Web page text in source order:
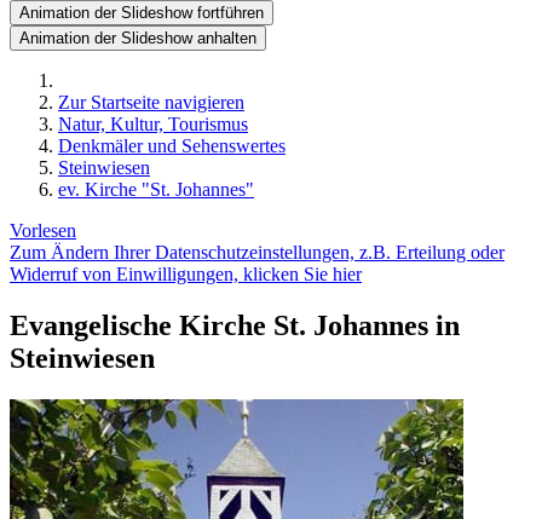
Animation der Slideshow fortführen
Animation der Slideshow anhalten
Zur Startseite navigieren
Natur, Kultur, Tourismus
Denkmäler und Sehenswertes
Steinwiesen
ev. Kirche "St. Johannes"
Vorlesen
Zum Ändern Ihrer Datenschutzeinstellungen, z.B. Erteilung oder
Widerruf von Einwilligungen, klicken Sie hier
Evangelische Kirche St. Johannes in
Steinwiesen